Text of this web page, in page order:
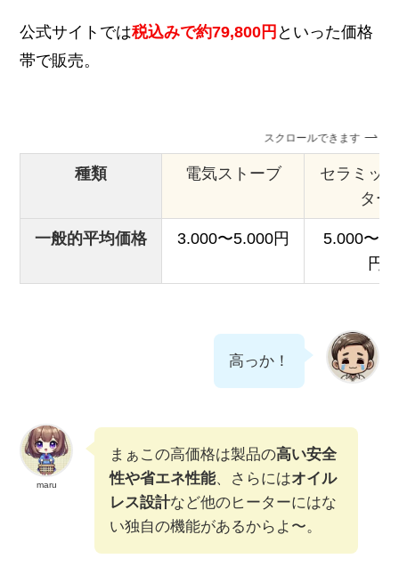
公式サイトでは税込みで約79,800円 といった価格
帯で販売。
スクロールできます
種類 電気ストーブ
セラミッ
ター
一般的平均価格 3.000〜5.000円
5.000〜
円
高っか！
maru
まぁこの高価格は製品の高い安全
性や省エネ性能、さらにはオイル
レス設計など他のヒーターにはな
い独自の機能があるからよ〜。